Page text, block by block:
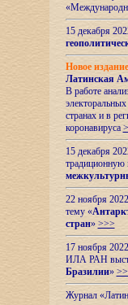
15 декабря
Новое
Латинская
В работе
странах и в
коронавируса
15 декабря
22 ноября
тему «
стран» >>>
17 ноября
ИЛА РАН
Бразилии»
Журнал